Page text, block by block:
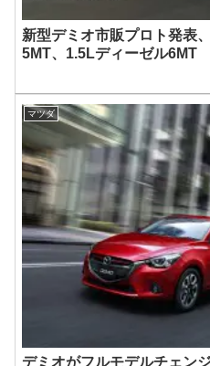
新型デミオ市販プロト発表
5MT、1.5Lディーゼル6MT
マツダ
デミオがフルモデルチェン